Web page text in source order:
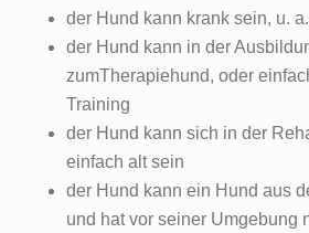
der Hund kann krank sein, u.
der Hund kann in der
zumTherapiehund, oder
Training
der Hund kann sich in der
einfach alt sein
der Hund kann ein Hund aus
und hat vor seiner Umgebung